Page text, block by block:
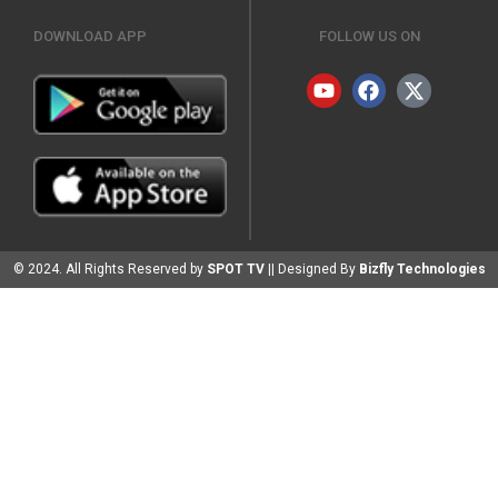
DOWNLOAD APP FOLLOW US ON
© 2024. All Rights Reserved by SPOT TV || Designed By Bizfly Technologies